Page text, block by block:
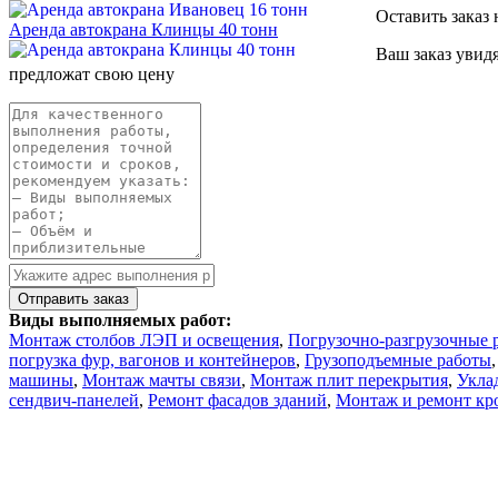
Аренда автокрана Клинцы 40 тонн
Оставить заказ
Ваш заказ
предложат свою цену
Виды выполняемых работ:
Монтаж столбов ЛЭП и освещения, Погрузочно-разгрузочные
погрузка фур, вагонов и контейнеров, Грузоподъемные работы
машины, Монтаж мачты связи, Монтаж плит перекрытия,
сендвич-панелей, Ремонт фасадов зданий, Монтаж и ремонт